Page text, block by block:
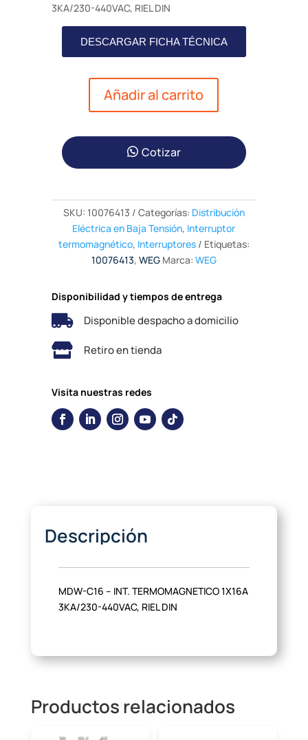
3KA/230-440VAC, RIEL DIN
DESCARGAR FICHA TÉCNICA
Añadir al carrito
Cotizar
SKU: 10076413 Categorías: Distribución
Eléctrica en Baja Tensión, Interruptor
termomagnético, Interruptores
Etiquetas:
10076413, WEG Marca: WEG
Disponibilidad y tiempos de entrega
 Disponible despacho a domicilio
 Retiro en tienda
Visita nuestras redes
Descripción
MDW-C16 – INT. TERMOMAGNETICO 1X16A
3KA/230-440VAC, RIEL DIN
Productos relacionados